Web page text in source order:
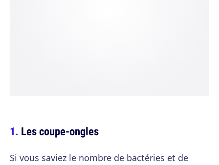
Les coupe-ongles
Si vous saviez le nombre de bactéries et de